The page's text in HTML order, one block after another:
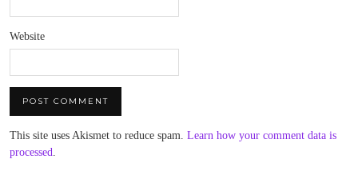
Website
This site uses Akismet to reduce spam. Learn how your comment data is
processed.